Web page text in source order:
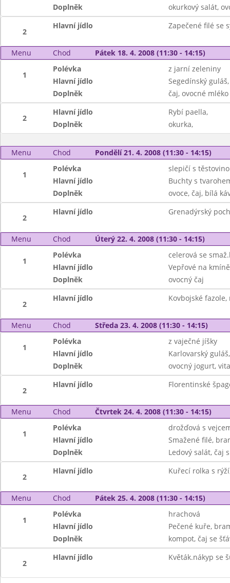
Doplněk
okurkový salát,
2
Hlavní jídlo Zapečené filé se
Menu Chod Pátek 18. 4. 2008 (11:30 - 14:15)
1
Polévka
z jarní zeleniny
Hlavní jídlo
Segedínský
Doplněk
čaj, ovocné mléko
2
Hlavní jídlo
Rybí paella,
Doplněk
okurka,
Menu Chod Pondělí 21. 4. 2008 (11:30 - 14:15)
1
Polévka
slepičí s
Hlavní jídlo
Buchty s
Doplněk
ovoce, čaj, bílá
2
Hlavní jídlo Grenadýrský
Menu Chod Úterý 22. 4. 2008 (11:30 - 14:15)
1
Polévka
celerová se
Hlavní jídlo
Vepřové na
Doplněk
ovocný čaj
2
Hlavní jídlo Kovbojské
Menu Chod Středa 23. 4. 2008 (11:30 - 14:15)
1
Polévka
z vaječné jíšky
Hlavní jídlo
Karlovarský
Doplněk
ovocný jogurt,
2
Hlavní jídlo Florentinské
Menu Chod Čtvrtek 24. 4. 2008 (11:30 - 14:15)
1
Polévka
drožďová s
Hlavní jídlo
Smažené filé,
Doplněk
Ledový salát, čaj
2
Hlavní jídlo Kuřecí rolka s
Menu Chod Pátek 25. 4. 2008 (11:30 - 14:15)
1
Polévka
hrachová
Hlavní jídlo
Pečené kuře,
Doplněk
kompot, čaj se
2
Hlavní jídlo Květák.nákyp se